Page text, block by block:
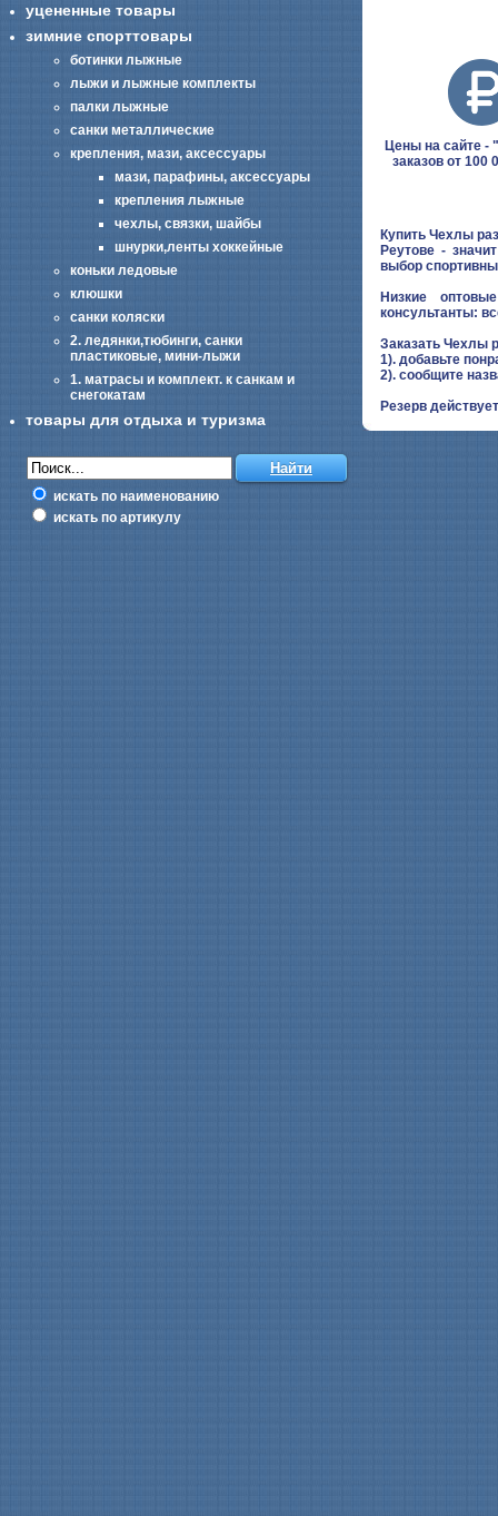
уцененные товары
зимние спорттовары
ботинки лыжные
лыжи и лыжные комплекты
палки лыжные
санки металлические
крепления, мази, аксессуары
мази, парафины, аксессуары
крепления лыжные
чехлы, связки, шайбы
шнурки,ленты хоккейные
коньки ледовые
клюшки
санки коляски
2. ледянки,тюбинги, санки
пластиковые, мини-лыжи
1. матрасы и комплект. к санкам и
снегокатам
товары для отдыха и туризма
искать по наименованию
искать по артикулу
Цены на сайте -
заказов от 100
Купить Чехлы
Реутове -
выбор
Низкие
консультанты:
Заказать Чехлы
1). добавьте
2). сообщите
Резерв